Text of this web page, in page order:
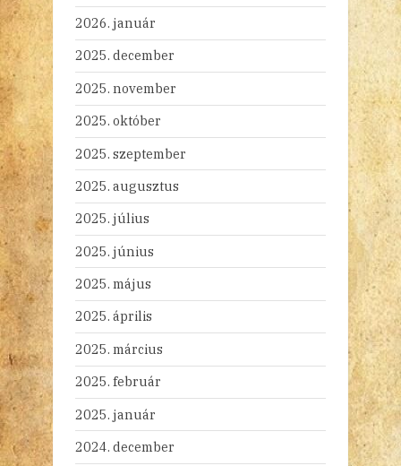
2026. január
2025. december
2025. november
2025. október
2025. szeptember
2025. augusztus
2025. július
2025. június
2025. május
2025. április
2025. március
2025. február
2025. január
2024. december